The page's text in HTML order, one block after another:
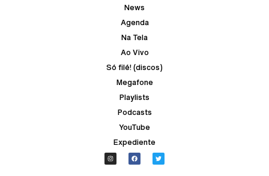
News
Agenda
Na Tela
Ao Vivo
Só filé! (discos)
Megafone
Playlists
Podcasts
YouTube
Expediente